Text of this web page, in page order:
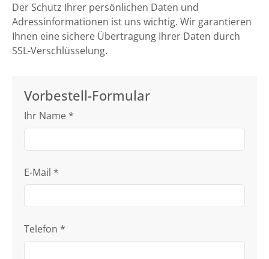
Der Schutz Ihrer persönlichen Daten und
Adressinformationen ist uns wichtig. Wir garantieren
Ihnen eine sichere Übertragung Ihrer Daten durch
SSL-Verschlüsselung.
Vorbestell-Formular
Ihr Name *
E-Mail *
Telefon *